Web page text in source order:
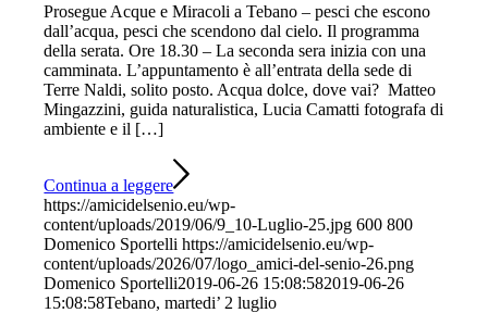
Prosegue Acque e Miracoli a Tebano – pesci che escono
dall’acqua, pesci che scendono dal cielo. Il programma
della serata. Ore 18.30 – La seconda sera inizia con una
camminata. L’appuntamento è all’entrata della sede di
Terre Naldi, solito posto. Acqua dolce, dove vai? Matteo
Mingazzini, guida naturalistica, Lucia Camatti fotografa di
ambiente e il […]
Continua a leggere
https://amicidelsenio.eu/wp-
content/uploads/2019/06/9_10-Luglio-25.jpg 600 800
Domenico Sportelli https://amicidelsenio.eu/wp-
content/uploads/2026/07/logo_amici-del-senio-26.png
Domenico Sportelli2019-06-26 15:08:582019-06-26
15:08:58Tebano, martedi’ 2 luglio